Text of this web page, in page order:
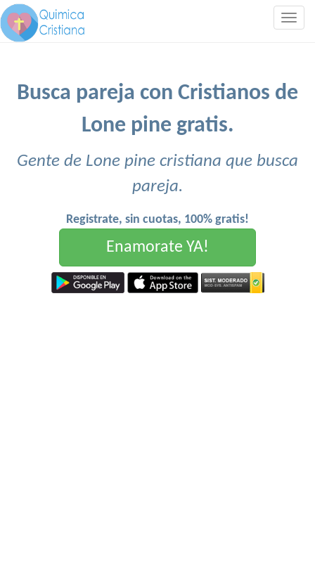
Busca pareja con Cristianos de
Lone pine gratis.
Gente de Lone pine cristiana que busca
pareja.
Registrate, sin cuotas, 100% gratis!
Enamorate YA!